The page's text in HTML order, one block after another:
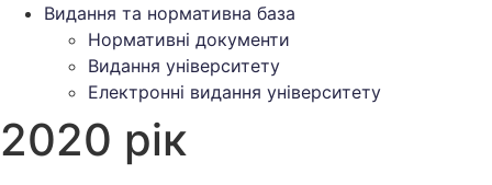
Видання та нормативна база
Нормативні документи
Видання університету
Електронні видання університету
2020 рік